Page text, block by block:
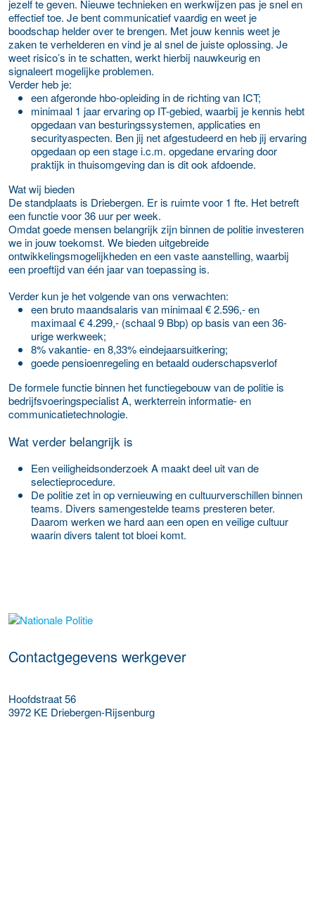
jezelf te geven. Nieuwe technieken en werkwijzen pas je snel en
effectief toe. Je bent communicatief vaardig en weet je
boodschap helder over te brengen. Met jouw kennis weet je
zaken te verhelderen en vind je al snel de juiste oplossing. Je
weet risico’s in te schatten, werkt hierbij nauwkeurig en
signaleert mogelijke problemen.
Verder heb je:
een afgeronde hbo-opleiding in de richting van ICT;
minimaal 1 jaar ervaring op IT-gebied, waarbij je kennis hebt
opgedaan van besturingssystemen, applicaties en
securityaspecten. Ben jij net afgestudeerd en heb jij ervaring
opgedaan op een stage i.c.m. opgedane ervaring door
praktijk in thuisomgeving dan is dit ook afdoende.
Wat wij bieden
De standplaats is Driebergen. Er is ruimte voor 1 fte. Het betreft
een functie voor 36 uur per week.
Omdat goede mensen belangrijk zijn binnen de politie investeren
we in jouw toekomst. We bieden uitgebreide
ontwikkelingsmogelijkheden en een vaste aanstelling, waarbij
een proeftijd van één jaar van toepassing is.
Verder kun je het volgende van ons verwachten:
een bruto maandsalaris van minimaal € 2.596,- en
maximaal € 4.299,- (schaal 9 Bbp) op basis van een 36-
urige werkweek;
8% vakantie- en 8,33% eindejaarsuitkering;
goede pensioenregeling en betaald ouderschapsverlof
De formele functie binnen het functiegebouw van de politie is
bedrijfsvoeringspecialist A, werkterrein informatie- en
communicatietechnologie.
Wat verder belangrijk is
Een veiligheidsonderzoek A maakt deel uit van de
selectieprocedure.
De politie zet in op vernieuwing en cultuurverschillen binnen
teams. Divers samengestelde teams presteren beter.
Daarom werken we hard aan een open en veilige cultuur
waarin divers talent tot bloei komt.
Meer werkgever details
Contactgegevens werkgever
Hoofdstraat 56
3972 KE Driebergen-Rijsenburg